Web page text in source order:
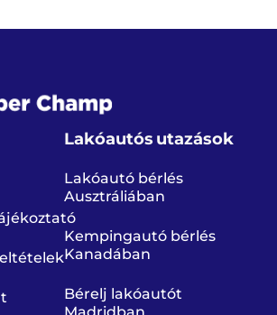
Lakóautós utazások
Lakóautó bérlés
Ausztráliában
Kempingautó bérlés
Kanadában
Bérelj lakóautót